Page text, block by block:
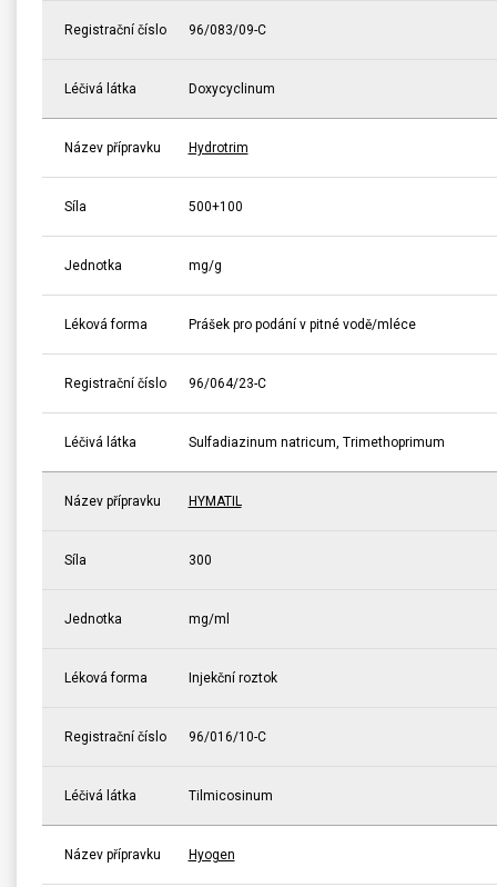
Registrační číslo 96/083/09-C
Léčivá látka Doxycyclinum
Název přípravku Hydrotrim
Síla 500+100
Jednotka mg/g
Léková forma Prášek pro podání v pitné vodě/mléce
Registrační číslo 96/064/23-C
Léčivá látka Sulfadiazinum natricum, Trimethoprimum
Název přípravku HYMATIL
Síla 300
Jednotka mg/ml
Léková forma Injekční roztok
Registrační číslo 96/016/10-C
Léčivá látka Tilmicosinum
Název přípravku Hyogen